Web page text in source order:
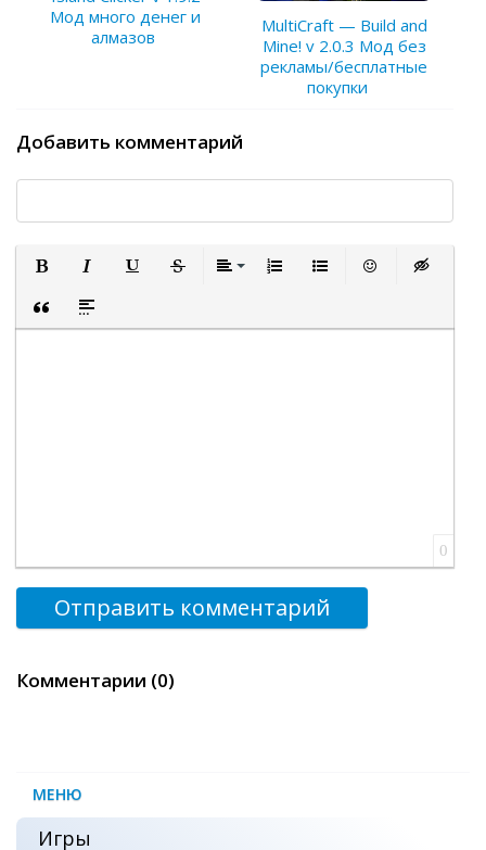
Мод много денег и
алмазов
MultiCraft — Build and
Mine! v 2.0.3 Мод без
рекламы/бесплатные
покупки
Добавить комментарий
Вставка цитаты
Вставка спойлера
0
Отправить комментарий
Комментарии (0)
МЕНЮ
Игры